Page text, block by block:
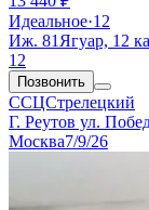
Идеальное·12
Иж. 81Ягуар, 12
12
Позвонить
ССЦСтрелецкий
Г. Реутов ул.
Москва7/9/26